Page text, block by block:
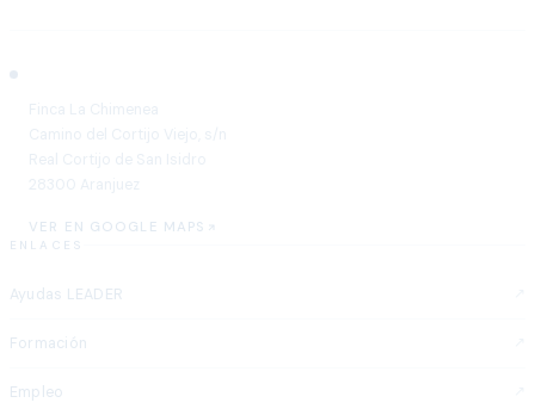
VER EN GOOGLE MAPS
ENLACES
Ayudas LEADER
Formación
Empleo